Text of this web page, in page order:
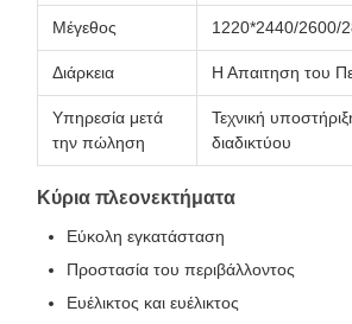
Μέγεθος 1220*2440/2600/
Διάρκεια Η Απαιτηση του
Υπηρεσία μετά
την πώληση
Τεχνική
διαδικτύου
Κύρια πλεονεκτήματα
Εύκολη εγκατάσταση
Προστασία του περιβάλλοντος
Ευέλικτος και ευέλικτος